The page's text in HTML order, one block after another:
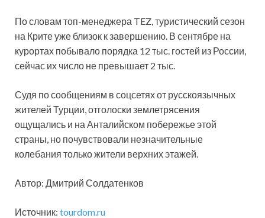
По словам топ-менеджера TEZ, туристический сезон
на Крите уже близок к завершению. В сентябре на
курортах побывало порядка 12 тыс. гостей из России,
сейчас их число не превышает 2 тыс.
Судя по сообщениям в соцсетях от русскоязычных
жителей Турции, отголоски землетрясения
ощущались и на Анталийском побережье этой
страны, но почувствовали незначительные
колебания только жители верхних этажей.
Автор: Дмитрий Солдатенков
Источник: tourdom.ru